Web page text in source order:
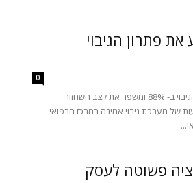
פתרון הגיבוי
0
הפתרון של Veeam מצמצם את זמן ניהול הגיבוי ב- 88% ומשפר את קצב השחזור
השרתים ב- 99%; המשמעות של מערכת גיבוי אמינה במרכז הרפואי
פשוטה לעסק